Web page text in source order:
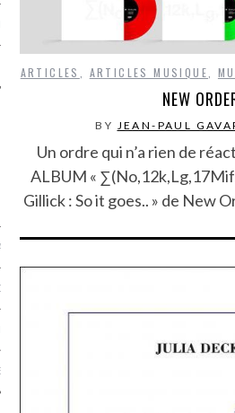
CARAVELLE
PODCAST
ARTICLES ARTICLES MUSIQUE
NEW
BY JEAN-PAUL
Un ordre qui n’a rien de
ALBUM «
Gillick : So it goes.. » de New